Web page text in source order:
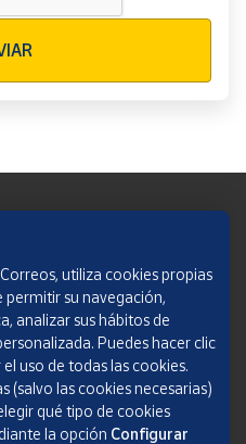
utiliza cookies propias
permitir su navegación,
analizar sus hábitos de
Puedes hacer clic
uso de todas las cookies.
(salvo las cookies necesarias)
qué tipo de cookies
la opción Configurar